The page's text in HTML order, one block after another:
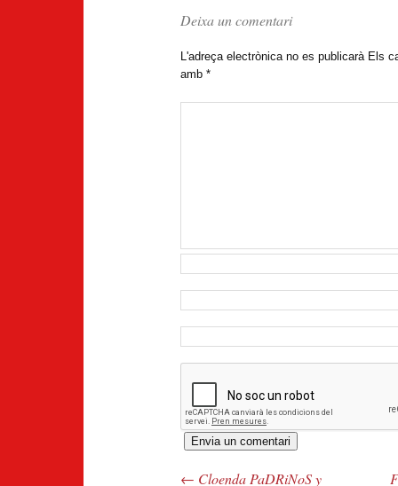
Deixa un comentari
L'adreça electrònica no es publicarà Els
amb*
← Cloenda PaDRiNoS y